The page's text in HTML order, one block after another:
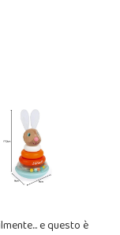
e questo è